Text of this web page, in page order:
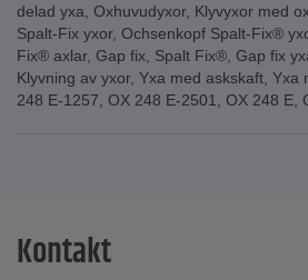
delad yxa, Oxhuvudyxor, Klyvyxor med
Spalt-Fix yxor, Ochsenkopf Spalt-Fix®
Fix® axlar, Gap fix, Spalt Fix®, Gap fix
Klyvning av yxor, Yxa med askskaft, Yxa
248 E-1257, OX 248 E-2501, OX 248 E,
Kontakt